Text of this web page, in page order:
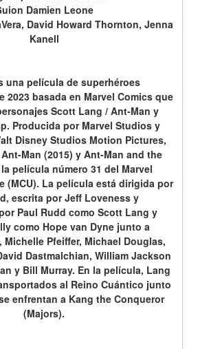
Damien Leone
David Howard Thornton, Jenna
Kanell
una película de superhéroes
2023 basada en Marvel Comics que
Scott Lang / Ant-Man y
Producida por Marvel Studios y
Disney Studios Motion Pictures,
Man (2015) y Ant-Man and the
película número 31 del Marvel
(MCU). La película está dirigida por
escrita por Jeff Loveness y
Paul Rudd como Scott Lang y
como Hope van Dyne junto a
Pfeiffer, Michael Douglas,
Dastmalchian, William Jackson
y Bill Murray. En la película, Lang
al Reino Cuántico junto
enfrentan a Kang the Conqueror
(Majors).